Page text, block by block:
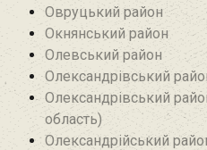
Овруцький район‎
Окнянський район
Олевський район‎
Олександрівський
Олександрівський
область)
Олександрійський